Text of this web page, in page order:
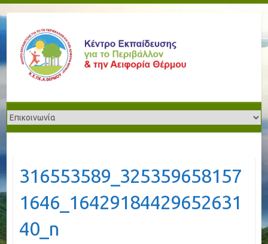
316553589_325359658157
1646_16429184429652631
40_n